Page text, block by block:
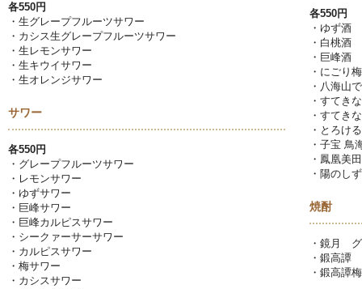
各550円
・生グレープフルーツサワー
・カシス生グレープフルーツサワー
・生レモンサワー
・生キウイサワー
・生オレンジサワー
サワー
各550円
・グレープフルーツサワー
・レモンサワー
・ゆずサワー
・巨峰サワー
・巨峰カルピスサワー
・シークァーサーサワー
・カルピスサワー
・梅サワー
・カシスサワー
各550円
・ゆず酒
・白桃酒
・巨峰酒
・にごり
・八海山
・すてき
・すてき
・とろけ
・子宝 鳥
・鳳凰美
・陽のし
焼酎
・鏡月
・鍛高譚
・鍛高譚